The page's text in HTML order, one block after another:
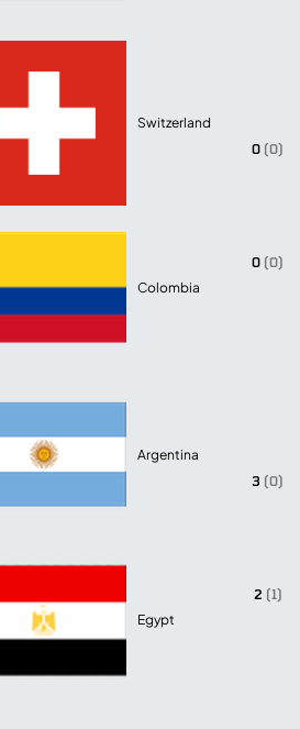
Switzerland
Colombia
0 (0)
0 (0)
Argentina
Egypt
3 (0)
2 (1)